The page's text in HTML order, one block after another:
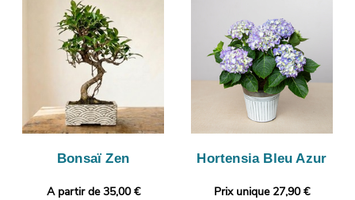
Bonsaï Zen
A partir de 35,00 €
Hortensia Bleu Azur
Prix unique 27,90 €